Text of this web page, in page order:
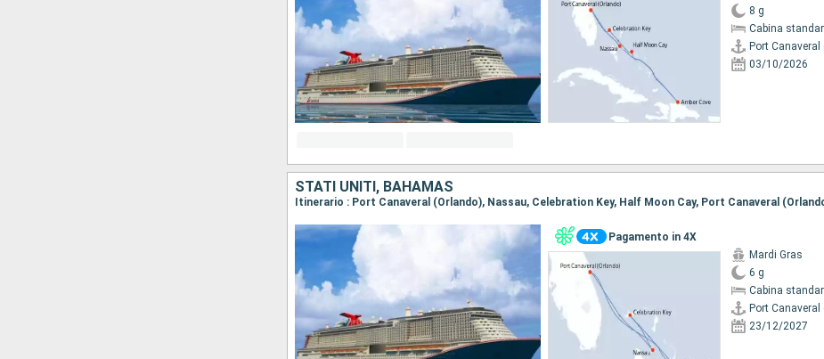
8 g
Cabina
Port Canaveral
03/10/2026
STATI UNITI, BAHAMAS
Itinerario : Port Canaveral (Orlando), Nassau, Celebration Key, Half Moon Cay, Port Canaveral
Pagamento in 4X
Mardi Gras
6 g
Cabina
Port Canaveral
23/12/2027